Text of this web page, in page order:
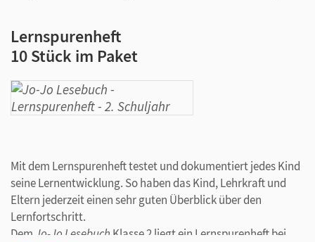
Lernspurenheft
10 Stück im Paket
Mit dem Lernspurenheft testet und dokumentiert jedes Kind
seine Lernentwicklung. So haben das Kind, Lehrkraft und
Eltern jederzeit einen sehr guten Überblick über den
Lernfortschritt.
Dem Jo-Jo Lesebuch Klasse 2 liegt ein Lernspurenheft bei.